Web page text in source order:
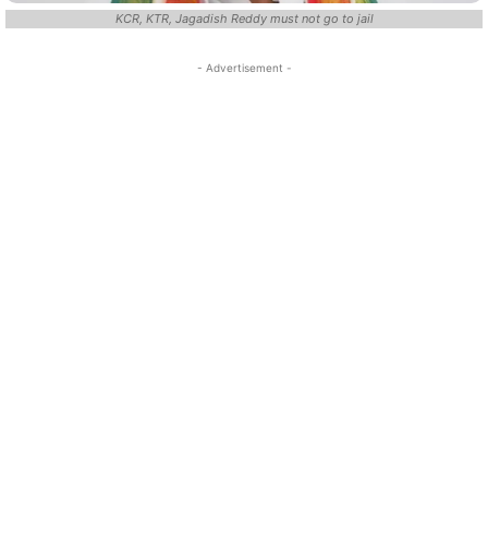
KCR, KTR, Jagadish Reddy must not go to jail
- Advertisement -